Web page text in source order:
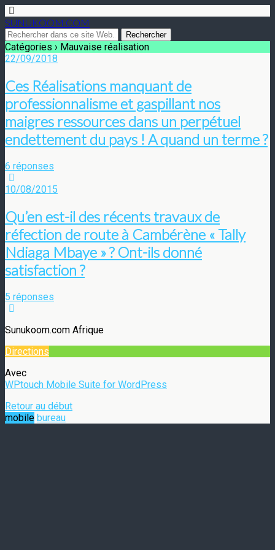
SUNUKOOM.COM
Catégories › Mauvaise réalisation
22/09/2018
Ces Réalisations manquant de
professionnalisme et gaspillant nos
maigres ressources dans un perpétuel
endettement du pays ! A quand un terme ?
6 réponses
10/08/2015
Qu’en est-il des récents travaux de
réfection de route à Cambérène « Tally
Ndiaga Mbaye » ? Ont-ils donné
satisfaction ?
5 réponses
Sunukoom.com Afrique
Directions
Avec
WPtouch Mobile Suite for WordPress
Retour au début
mobile bureau